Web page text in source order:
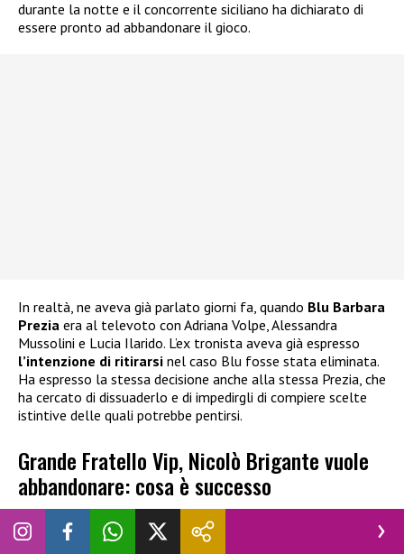
durante la notte e il concorrente siciliano ha dichiarato di
essere pronto ad abbandonare il gioco.
In realtà, ne aveva già parlato giorni fa, quando Blu Barbara
Prezia era al televoto con Adriana Volpe, Alessandra
Mussolini e Lucia Ilarido. L’ex tronista aveva già espresso
l’intenzione di ritirarsi nel caso Blu fosse stata eliminata.
Ha espresso la stessa decisione anche alla stessa Prezia, che
ha cercato di dissuaderlo e di impedirgli di compiere scelte
istintive delle quali potrebbe pentirsi.
Grande Fratello Vip, Nicolò Brigante vuole
abbandonare: cosa è successo